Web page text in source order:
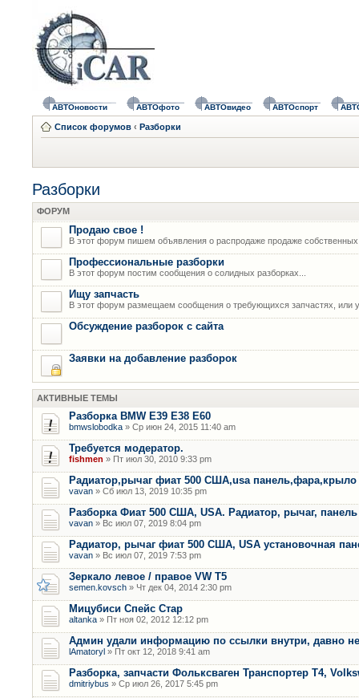
АВТОновости АВТОфото АВТОвидео АВТОспорт
Список форумов ‹ Разборки
Разборки
ФОРУМ
Продаю свое !
В этот форум пишем объявления о распродаже продаже
Профессиональные разборки
В этот форум постим сообщения о солидных разборках...
Ищу запчасть
В этот форум размещаем сообщения о требующихся запчастях, или
Обсуждение разборок с сайта
Заявки на добавление разборок
АКТИВНЫЕ ТЕМЫ
Разборка BMW E39 E38 E60
bmwslobodka » Ср июн 24, 2015 11:40 am
Требуется модератор.
fishmen » Пт июл 30, 2010 9:33 pm
Радиатор,рычаг фиат 500 США,usa панель,фара,крыло
vavan » Сб июл 13, 2019 10:35 pm
Разборка Фиат 500 США, USA. Радиатор, рычаг,
vavan » Вс июл 07, 2019 8:04 pm
Радиатор, рычаг фиат 500 США, USA установочная
vavan » Вс июл 07, 2019 7:53 pm
Зеркало левое / правое VW T5
semen.kovsch » Чт дек 04, 2014 2:30 pm
Мицубиси Спейс Стар
altanka » Пт ноя 02, 2012 12:12 pm
Админ удали информацию по ссылки внутри, давно не
lAmatoryl » Пт окт 12, 2018 9:41 am
Разборка, запчасти Фольксваген Транспортер Т4,
dmitriybus » Ср июл 26, 2017 5:45 pm